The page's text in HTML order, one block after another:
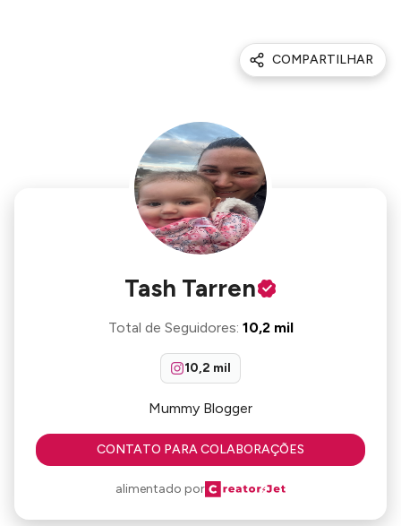
COMPARTILHAR
Tash Tarren
Total de Seguidores: 10,2 mil
10,2 mil
Mummy Blogger
CONTATO PARA COLABORAÇÕES
alimentado por